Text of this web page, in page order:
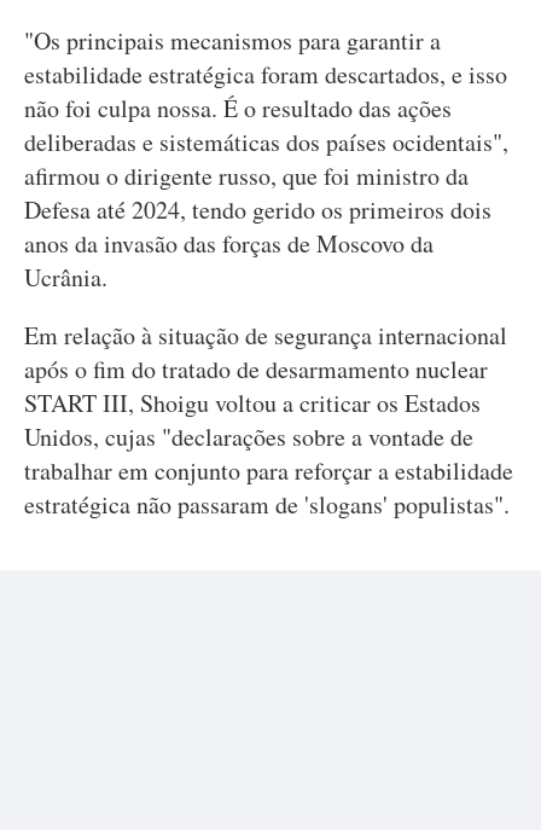
"Os principais mecanismos para garantir a
estabilidade estratégica foram descartados, e isso
não foi culpa nossa. É o resultado das ações
deliberadas e sistemáticas dos países ocidentais",
afirmou o dirigente russo, que foi ministro da
Defesa até 2024, tendo gerido os primeiros dois
anos da invasão das forças de Moscovo da
Ucrânia.
Em relação à situação de segurança internacional
após o fim do tratado de desarmamento nuclear
START III, Shoigu voltou a criticar os Estados
Unidos, cujas "declarações sobre a vontade de
trabalhar em conjunto para reforçar a estabilidade
estratégica não passaram de 'slogans' populistas".